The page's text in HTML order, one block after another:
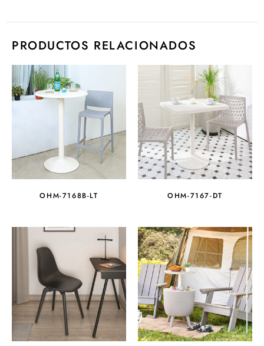
PRODUCTOS RELACIONADOS
OHM-7168B-LT OHM-7167-DT